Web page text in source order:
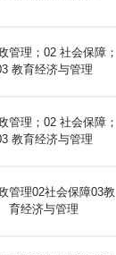
管理；02 社会保障；
教育经济与管理
管理；02 社会保障；
教育经济与管理
管理02社会保障03教
育经济与管理